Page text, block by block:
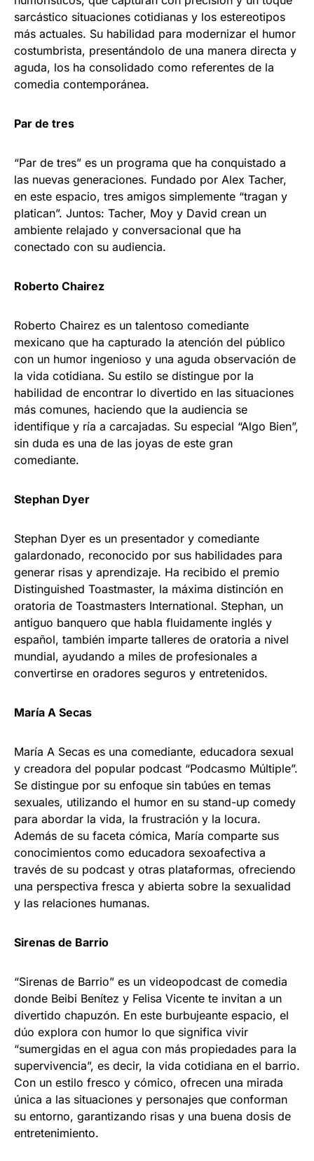
sarcástico situaciones cotidianas y los estereotipos
más actuales. Su habilidad para modernizar el humor
costumbrista, presentándolo de una manera directa y
aguda, los ha consolidado como referentes de la
comedia contemporánea.
Par de tres
“Par de tres” es un programa que ha conquistado a
las nuevas generaciones. Fundado por Alex Tacher,
en este espacio, tres amigos simplemente “tragan y
platican”. Juntos: Tacher, Moy y David crean un
ambiente relajado y conversacional que ha
conectado con su audiencia.
Roberto Chairez
Roberto Chairez es un talentoso comediante
mexicano que ha capturado la atención del público
con un humor ingenioso y una aguda observación de
la vida cotidiana. Su estilo se distingue por la
habilidad de encontrar lo divertido en las situaciones
más comunes, haciendo que la audiencia se
identifique y ría a carcajadas. Su especial “Algo Bien”,
sin duda es una de las joyas de este gran
comediante. ​
Stephan Dyer
Stephan Dyer es un presentador y comediante
galardonado, reconocido por sus habilidades para
generar risas y aprendizaje. Ha recibido el premio
Distinguished Toastmaster, la máxima distinción en
oratoria de Toastmasters International. Stephan, un
antiguo banquero que habla fluidamente inglés y
español, también imparte talleres de oratoria a nivel
mundial, ayudando a miles de profesionales a
convertirse en oradores seguros y entretenidos.
María A Secas
María A Secas es una comediante, educadora sexual
y creadora del popular podcast “Podcasmo Múltiple”.
Se distingue por su enfoque sin tabúes en temas
sexuales, utilizando el humor en su stand-up comedy
para abordar la vida, la frustración y la locura.
Además de su faceta cómica, María comparte sus
conocimientos como educadora sexoafectiva a
través de su podcast y otras plataformas, ofreciendo
una perspectiva fresca y abierta sobre la sexualidad
y las relaciones humanas.
Sirenas de Barrio
“Sirenas de Barrio” es un videopodcast de comedia
donde Beibi Benítez y Felisa Vicente te invitan a un
divertido chapuzón. En este burbujeante espacio, el
dúo explora con humor lo que significa vivir
“sumergidas en el agua con más propiedades para la
supervivencia”, es decir, la vida cotidiana en el barrio.
Con un estilo fresco y cómico, ofrecen una mirada
única a las situaciones y personajes que conforman
su entorno, garantizando risas y una buena dosis de
entretenimiento.